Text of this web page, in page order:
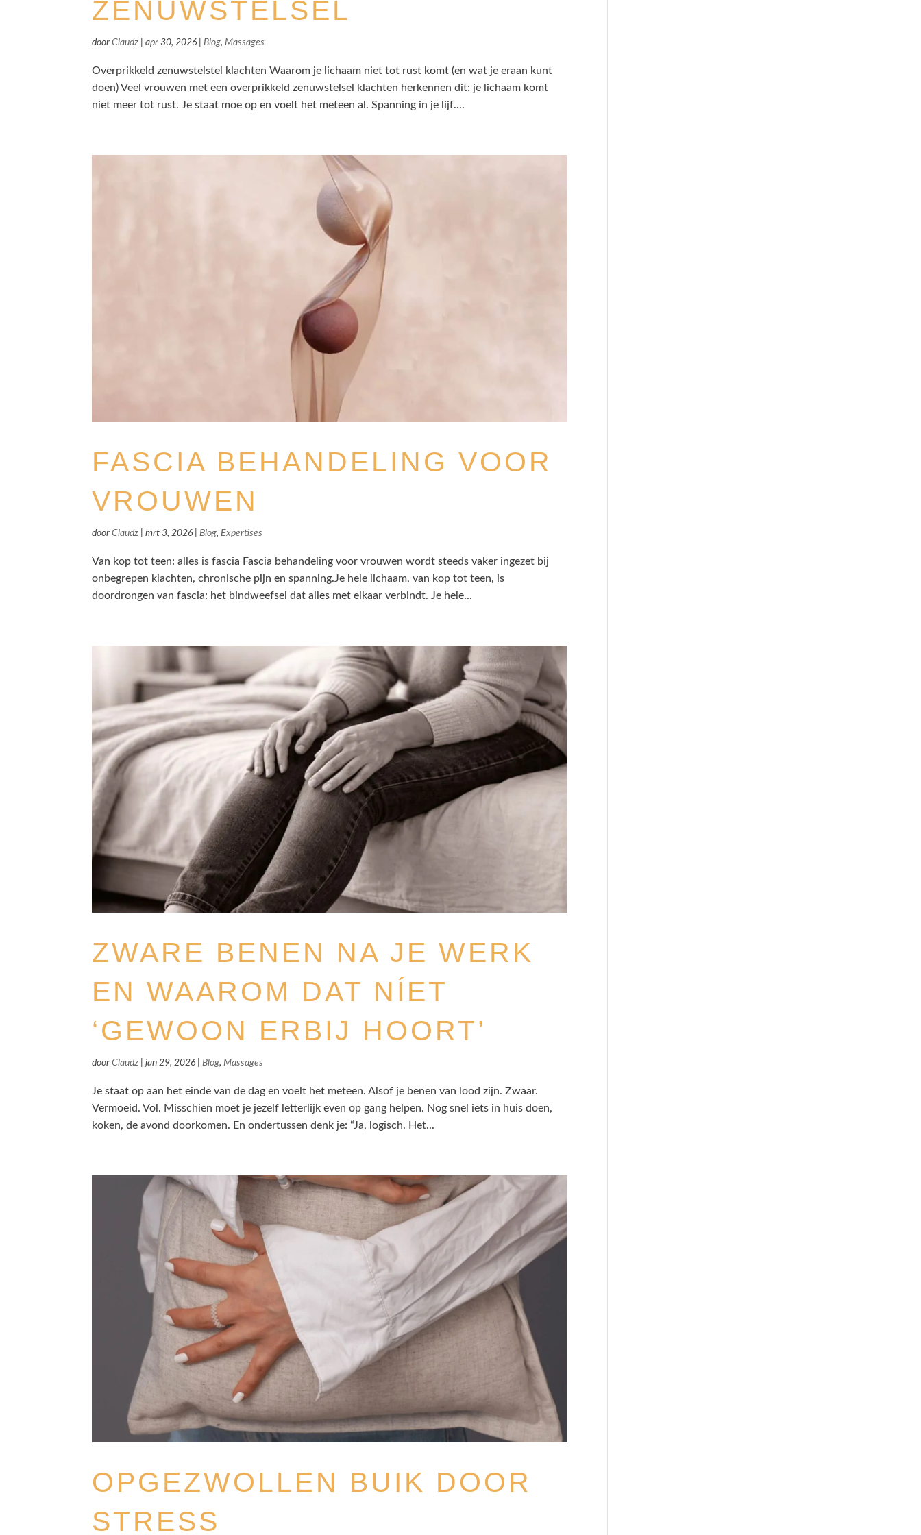
ZENUWSTELSEL
doorClaudz |apr 30, 2026 |Blog,Massages
Overprikkeld zenuwstelstel klachten Waarom je lichaam niet tot rust komt (en wat je eraan kunt
doen) Veel vrouwen met een overprikkeld zenuwstelsel klachten herkennen dit: je lichaam komt
niet meer tot rust. Je staat moe op en voelt het meteen al. Spanning in je lijf....
FASCIA BEHANDELING VOOR
VROUWEN
doorClaudz |mrt 3, 2026 Blog, Expertises
Van kop tot teen: alles is fascia Fascia behandeling voor vrouwen wordt steeds vaker ingezet bij
onbegrepen klachten, chronische pijn en spanning.Je hele lichaam, van kop tot teen, is
doordrongen van fascia: het bindweefsel dat alles met elkaar verbindt. Je hele...
ZWARE BENEN NA JE WERK
EN WAAROM DAT NÍET
‘GEWOON ERBIJ HOORT’
doorClaudz |jan 29, 2026 Blog, Massages
Je staat op aan het einde van de dag en voelt het meteen. Alsof je benen van lood zijn. Zwaar.
Vermoeid. Vol. Misschien moet je jezelf letterlijk even op gang helpen. Nog snel iets in huis doen,
koken, de avond doorkomen. En ondertussen denk je: “Ja, logisch. Het...
OPGEZWOLLEN BUIK DOOR
STRESS